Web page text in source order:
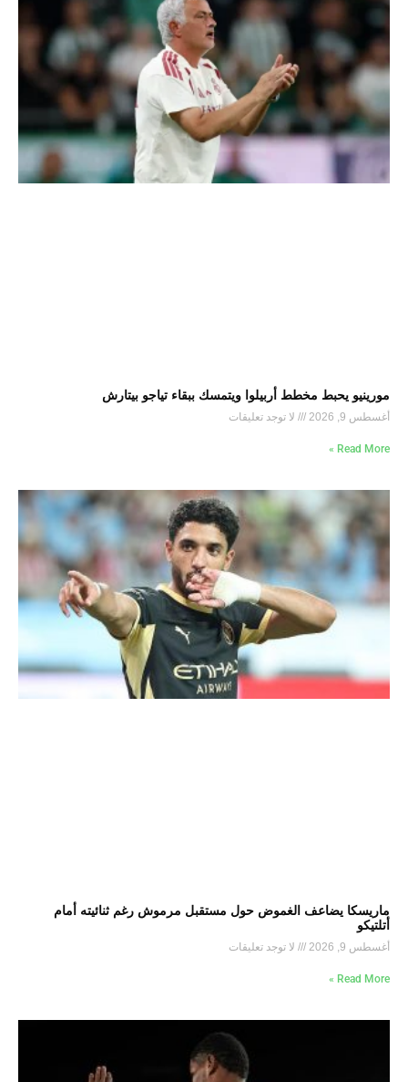
مورينيو يحبط مخطط أربيلوا ويتمسك ببقاء تياجو بيتارش
أغسطس 9, 2026 لا توجد تعليقات
Read More »
ماريسكا يضاعف الغموض حول مستقبل مرموش رغم ثنائيته أمام
أتلتيكو
أغسطس 9, 2026 لا توجد تعليقات
Read More »